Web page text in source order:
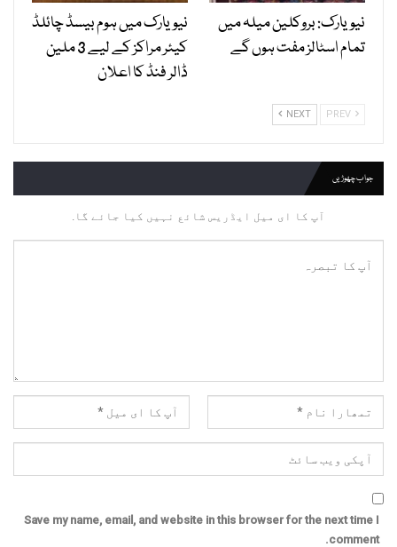
نیویارک: بروکلین میلہ میں
تمام اسٹالز مفت ہوں گے
نیویارک میں ہوم بیسڈ چائلڈ
کیئر مراکز کے لیے 3 ملین
ڈالر فنڈ کا اعلان
NEXT
جواب چھوڑیں
آپ کا ای میل ایڈریس شائع نہیں کیا جائے گا.
Save my name, email, and website in this browser for the next time I
comment.